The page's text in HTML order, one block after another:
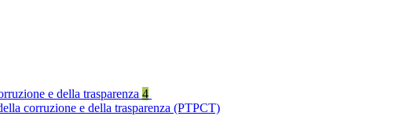
e della trasparenza 4
corruzione e della trasparenza (PTPCT)